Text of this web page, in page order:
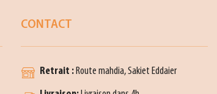
CONTACT
Retrait :Route mahdia, Sakiet Eddaier